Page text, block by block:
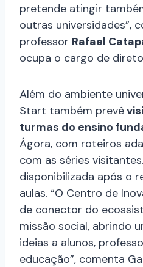
pretende atingir
outras universidades”,
professor Rafael
ocupa o cargo de
Além do ambiente
Start também prevê
turmas do ensino
Ágora, com roteiros
com as séries
disponibilizada após o
aulas. “O Centro de
de conector do
missão social, abrindo
ideias a alunos,
educação”, comenta